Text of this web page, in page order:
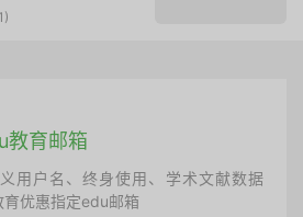
)
教育邮箱
用户名、终身使用、学术文献数据
优惠指定edu邮箱